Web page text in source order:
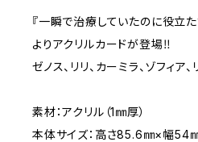
『一瞬で治療していたのに役立
よりアクリルカードが登場‼
ゼノス、リリ、カーミラ、ゾフィア
素材：アクリル（1㎜厚）
本体サイズ：高さ85.6㎜×幅54